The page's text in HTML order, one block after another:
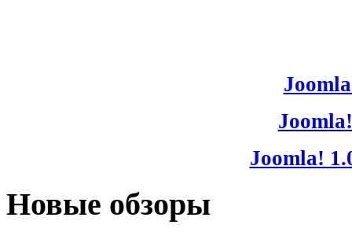
Joomla!
Новые обзоры